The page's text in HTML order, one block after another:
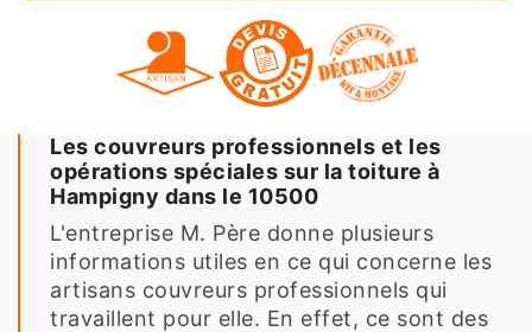
Les couvreurs professionnels et les
opérations spéciales sur la toiture à
Hampigny dans le 10500
L'entreprise M. Père donne plusieurs
informations utiles en ce qui concerne les
artisans couvreurs professionnels qui
travaillent pour elle. En effet, ce sont des